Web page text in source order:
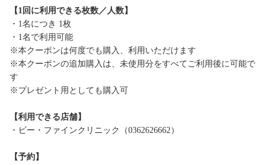
【1回に利用できる枚数／人数】
・1名につき 1枚
・1名で利用可能
※本クーポンは何度でも購入、利用いただけます
※本クーポンの追加購入は、未使用分をすべてご利用後に可能で
す
※プレゼント用としても購入可
【利用できる店舗】
・ビー・ファインクリニック（0362626662）
【予約】